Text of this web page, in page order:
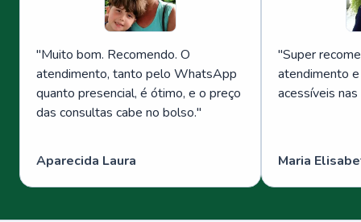
"Muito bom. Recomendo. O
atendimento, tanto pelo WhatsApp
quanto presencial, é ótimo, e o preço
das consultas cabe no bolso."
Aparecida Laura
"Super
atendimento
acessíveis
Maria